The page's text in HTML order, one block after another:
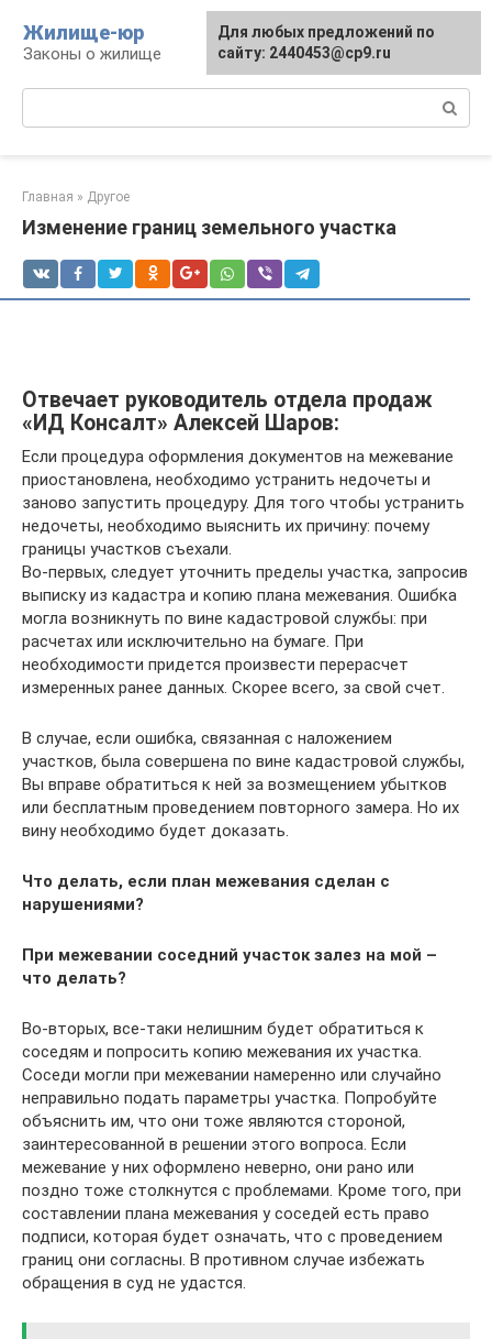
контенту
Жилище-юр
Законы о жилище
Главная » Другое
Изменение границ земельного участка
Отвечает руководитель отдела продаж
«ИД Консалт» Алексей Шаров:
Если процедура оформления документов на межевание
приостановлена, необходимо устранить недочеты и
заново запустить процедуру. Для того чтобы устранить
недочеты, необходимо выяснить их причину: почему
границы участков съехали.
Во-первых, следует уточнить пределы участка, запросив
выписку из кадастра и копию плана межевания. Ошибка
могла возникнуть по вине кадастровой службы: при
расчетах или исключительно на бумаге. При
необходимости придется произвести перерасчет
измеренных ранее данных. Скорее всего, за свой счет.
В случае, если ошибка, связанная с наложением
участков, была совершена по вине кадастровой службы,
Вы вправе обратиться к ней за возмещением убытков
или бесплатным проведением повторного замера. Но их
вину необходимо будет доказать.
Что делать, если план межевания сделан с
нарушениями?
При межевании соседний участок залез на мой –
что делать?
Во-вторых, все-таки нелишним будет обратиться к
соседям и попросить копию межевания их участка.
Соседи могли при межевании намеренно или случайно
неправильно подать параметры участка. Попробуйте
объяснить им, что они тоже являются стороной,
заинтересованной в решении этого вопроса. Если
межевание у них оформлено неверно, они рано или
поздно тоже столкнутся с проблемами. Кроме того, при
составлении плана межевания у соседей есть право
подписи, которая будет означать, что с проведением
границ они согласны. В противном случае избежать
обращения в суд не удастся.
Для любых предложений по
сайту: 2440453@cp9.ru